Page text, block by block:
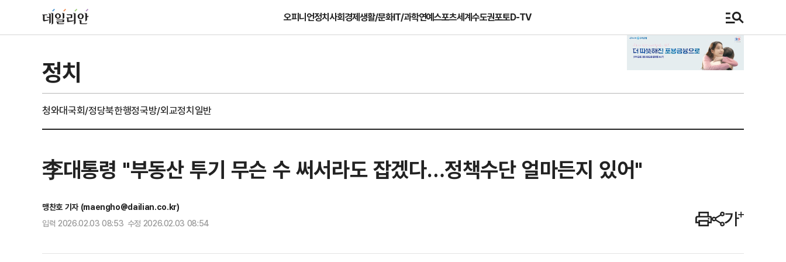
오피니언정치사회경제생활/문화IT/과학연예스포츠세계수도권포토D-TV
정치
청와대국회/정당북한행정국방/외교정치일반
李대통령 "부동산 투기 무슨 수 써서라도 잡겠다…정책수단 얼마든지 있어"
맹찬호 기자 (maengho@dailian.co.kr)
입력 2026.02.03 08:53 수정 2026.02.03 08:54